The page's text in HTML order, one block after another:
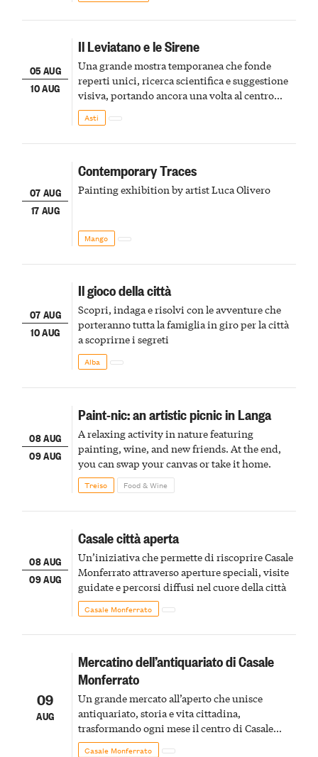
05 AUG
10 AUG
Il Leviatano e le Sirene
Una grande mostra temporanea che fonde
reperti unici, ricerca scientifica e suggestione
visiva, portando ancora una volta al centro
della scena le meraviglie del passato astigiano
Asti
07 AUG
17 AUG
Contemporary Traces
Painting exhibition by artist Luca Olivero
Mango
07 AUG
10 AUG
Il gioco della città
Scopri, indaga e risolvi con le avventure che
porteranno tutta la famiglia in giro per la città
a scoprirne i segreti
Alba
08 AUG
09 AUG
Paint-nic: an artistic picnic in Langa
A relaxing activity in nature featuring
painting, wine, and new friends. At the end,
you can swap your canvas or take it home.
Treiso Food & Wine
08 AUG
09 AUG
Casale città aperta
Un’iniziativa che permette di riscoprire Casale
Monferrato attraverso aperture speciali, visite
guidate e percorsi diffusi nel cuore della città
Casale Monferrato
09
AUG
Mercatino dell’antiquariato di Casale
Monferrato
Un grande mercato all’aperto che unisce
antiquariato, storia e vita cittadina,
trasformando ogni mese il centro di Casale
Monferrato in un luogo di scoperta e racconto
Casale Monferrato